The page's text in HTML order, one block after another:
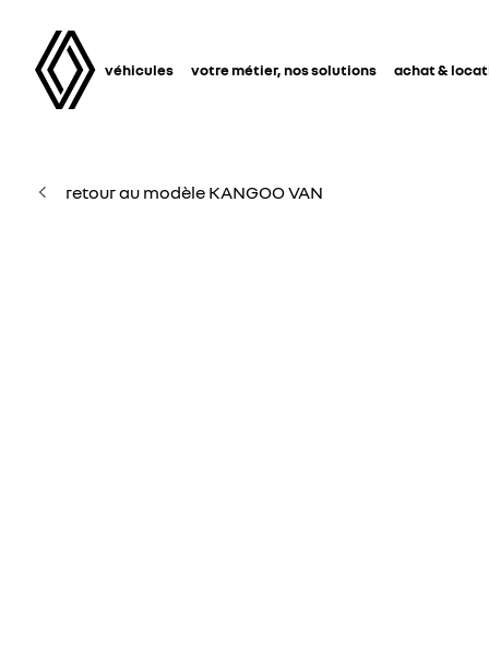
véhicules votre métier, nos solutions achat &
retour au modèle KANGOO VAN